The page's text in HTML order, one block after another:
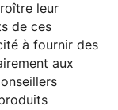
leur
de ces
à fournir des
aux